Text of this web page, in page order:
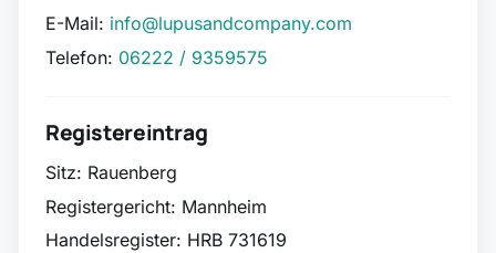
E-Mail: info@lupusandcompany.com
Telefon: 06222 / 9359575
Registereintrag
Sitz: Rauenberg
Registergericht: Mannheim
Handelsregister: HRB 731619